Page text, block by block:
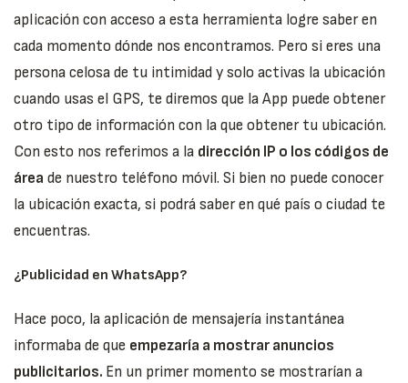
aplicación con acceso a esta herramienta logre saber en
cada momento dónde nos encontramos. Pero si eres una
persona celosa de tu intimidad y solo activas la ubicación
cuando usas el GPS, te diremos que la App puede obtener
otro tipo de información con la que obtener tu ubicación.
Con esto nos referimos a la dirección IP o los códigos de
área de nuestro teléfono móvil. Si bien no puede conocer
la ubicación exacta, si podrá saber en qué país o ciudad te
encuentras.
¿Publicidad en WhatsApp?
Hace poco, la aplicación de mensajería instantánea
informaba de que empezaría a mostrar anuncios
publicitarios. En un primer momento se mostrarían a